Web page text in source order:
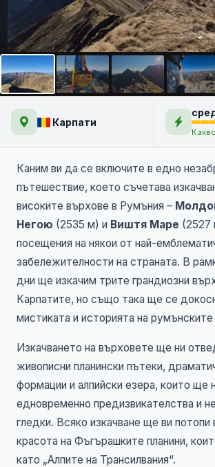
Първенците на
Молдовяну и Негою
Карпати
Каним ви да се включите в едно
пътешествие, което съчетава
високите върхове в Румъния –
Негою (2535 м) и Виштя Маре (2527
посещения на някои от най-
забележителности на страната. В
дни ще изкачим трите грандиозни
Карпатите, но също така ще се
мистиката и историята на румънските
Изкачването на върховете ще ни
живописни планински пътеки,
формации и алпийски езера, които ще
едновременно предизвикателства и
гледки. Всяко изкачване ще ви потопи
красота на Фъгърашките планини,
като „Алпите на Трансилвания“.